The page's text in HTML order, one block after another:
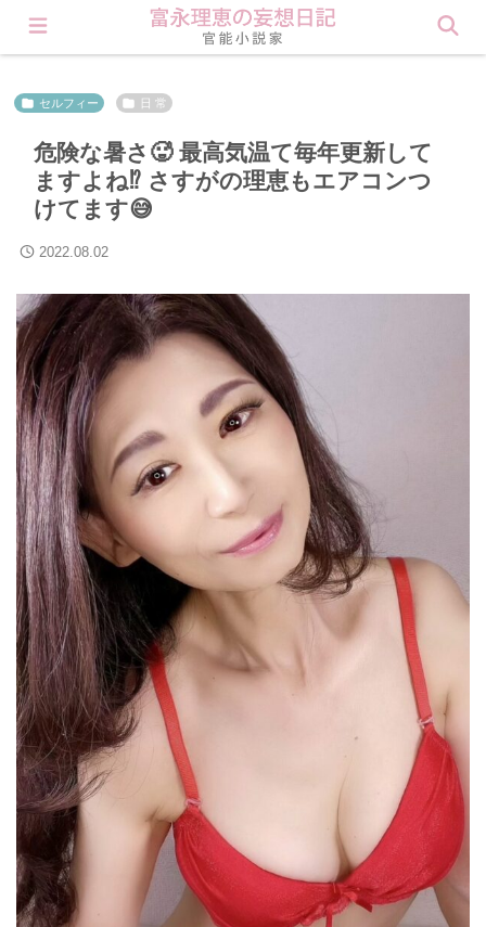
会員登録すると理恵の秘密が見られます❤︎ Click here
セルフィー 日 常
危険な暑さ🥵 最高気温て毎年更新して
ますよね⁉️ さすがの理恵もエアコンつ
けてます😅
2022.08.02